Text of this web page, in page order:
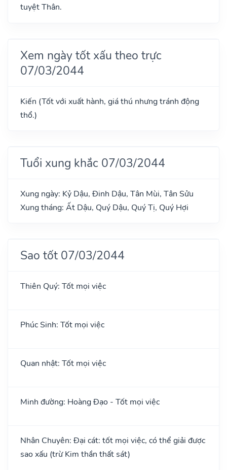
tuyệt Thân.
Xem ngày tốt xấu theo trực
07/03/2044
Kiến (Tốt với xuất hành, giá thú nhưng tránh động
thổ.)
Tuổi xung khắc 07/03/2044
Xung ngày: Kỷ Dậu, Đinh Dậu, Tân Mùi, Tân Sửu
Xung tháng: Ất Dậu, Quý Dậu, Quý Tị, Quý Hợi
Sao tốt 07/03/2044
Thiên Quý: Tốt mọi việc
Phúc Sinh: Tốt mọi việc
Quan nhật: Tốt mọi việc
Minh đường: Hoàng Đạo - Tốt mọi việc
Nhân Chuyên: Đại cát: tốt mọi việc, có thể giải được
sao xấu (trừ Kim thần thất sát)